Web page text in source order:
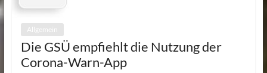
Allgemein
Die GSÜ empfiehlt die Nutzung der
Corona-Warn-App